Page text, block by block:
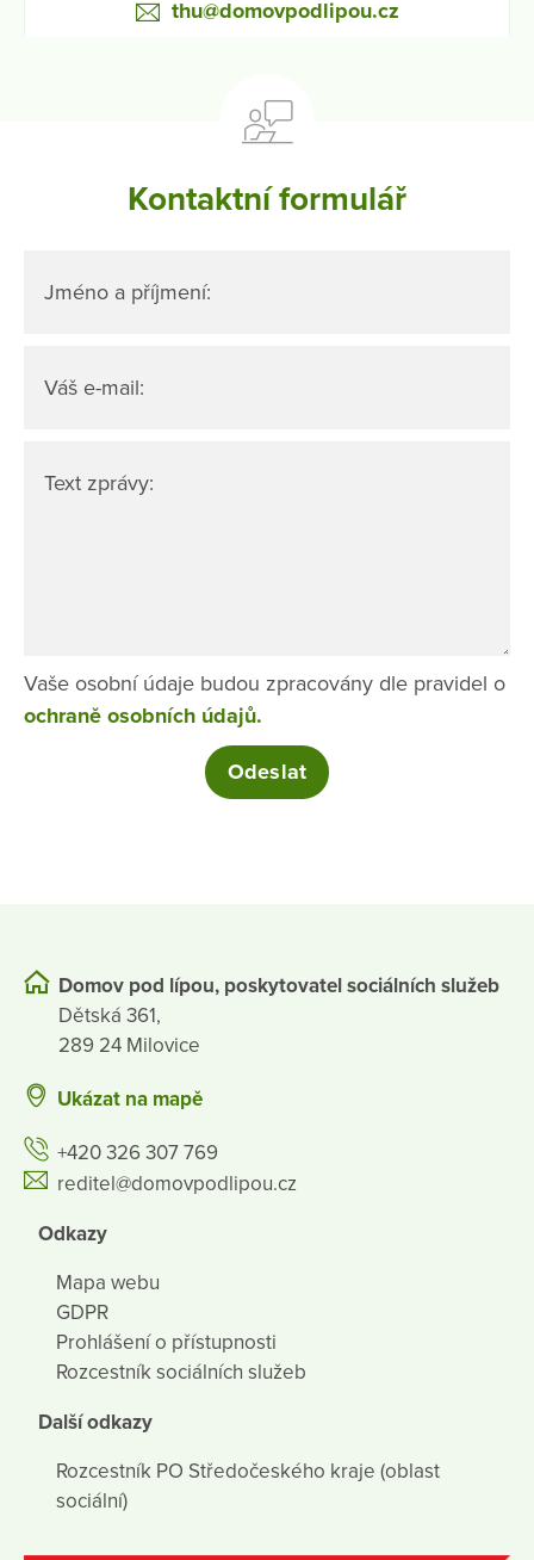
thu@domovpodlipou.cz
Kontaktní formulář
Jméno a příjmení:
Váš e-mail:
Text zprávy:
Vaše osobní údaje budou zpracovány dle pravidel o
ochraně osobních údajů.
Domov pod lípou, poskytovatel sociálních služeb
Dětská 361,
289 24 Milovice
Ukázat na mapě
+420 326 307 769
reditel@domovpodlipou.cz
Odkazy
Mapa webu
GDPR
Prohlášení o přístupnosti
Rozcestník sociálních služeb
Další odkazy
Rozcestník PO Středočeského kraje (oblast
sociální)